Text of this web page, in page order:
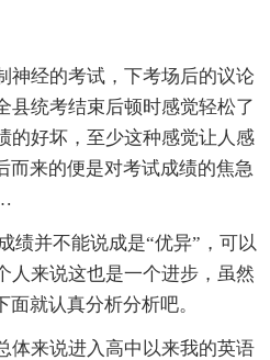
神经的考试，下考场后的议论
县统考结束后顿时感觉轻松了
的好坏，至少这种感觉让人感
而来的便是对考试成绩的焦急
绩并不能说成是“优异”，可以
人来说这也是一个进步，虽然
就认真分析分析吧。
体来说进入高中以来我的英语